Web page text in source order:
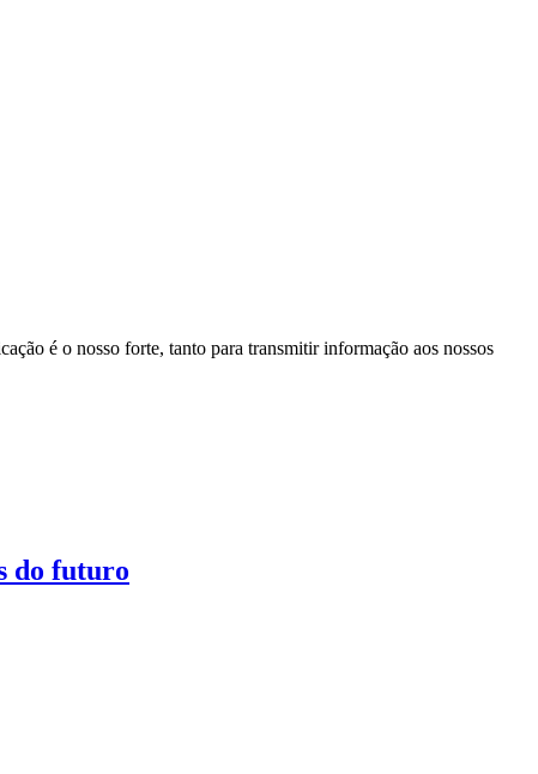
é o nosso forte, tanto para transmitir informação aos nossos
do futuro